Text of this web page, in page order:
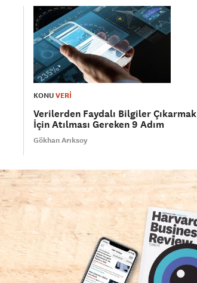
KONUVERİ
Verilerden Faydalı Bilgiler Çıkarmak
İçin Atılması Gereken 9 Adım
Gökhan Arıksoy